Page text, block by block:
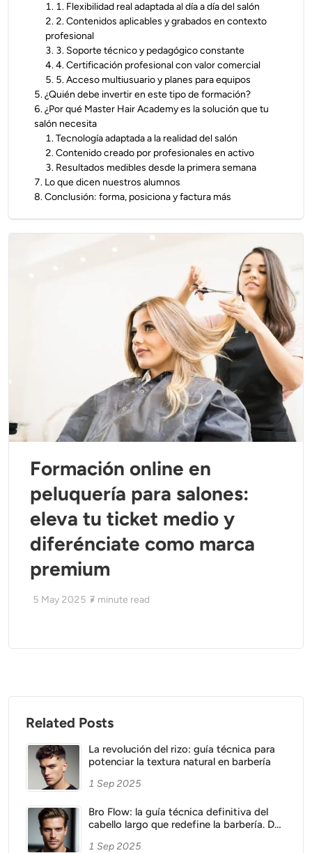
1. 1. Flexibilidad real adaptada al día a día del salón
2. 2. Contenidos aplicables y grabados en contexto
profesional
3. 3. Soporte técnico y pedagógico constante
4.4. Certificación profesional con valor comercial
5. 5. Acceso multiusuario y planes para equipos
5.¿Quién debe invertir en este tipo de formación?
6.¿Por qué Master Hair Academy es la solución que tu
salón necesita
1.Tecnología adaptada a la realidad del salón
2.Contenido creado por profesionales en activo
3. Resultados medibles desde la primera semana
7. Lo que dicen nuestros alumnos
8.Conclusión: forma, posiciona y factura más
Formación online en
peluquería para salones:
eleva tu ticket medio y
diferénciate como marca
premium
5 May 2025 7 minute read
Related Posts
La revolución del rizo: guía técnica para
potenciar la textura natural en barbería
1 Sep 2025
Bro Flow: la guía técnica definitiva del
cabello largo que redefine la barbería. De
un look natural y sofisticado.
1 Sep 2025